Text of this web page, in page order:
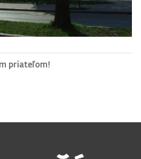
priateľom!